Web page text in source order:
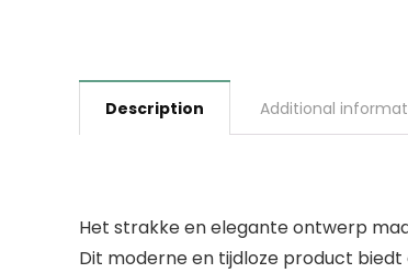
Description Additional
Het strakke en elegante ontwerp
Dit moderne en tijdloze product